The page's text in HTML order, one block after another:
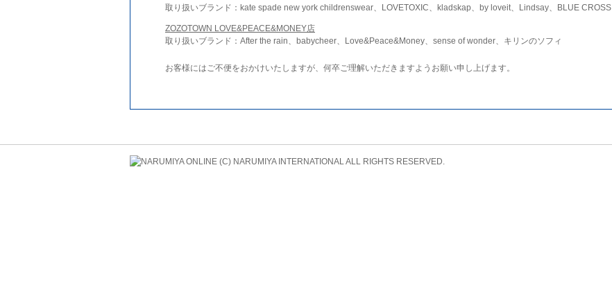
取り扱いブランド：kate spade new york childrenswear、LOVETOXIC、kladskap、by loveit、Lindsay、BLUE CROSS
ZOZOTOWN LOVE&PEACE&MONEY店
取り扱いブランド：After the rain、babycheer、Love&Peace&Money、sense of wonder、キリンのソフィ
お客様にはご不便をおかけいたしますが、何卒ご理解いただきますようお願い申し上げます。